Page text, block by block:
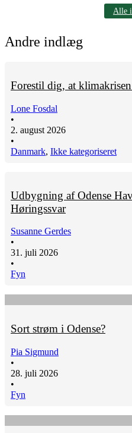
Alle
Andre indlæg
Forestil dig, at
Lone Fosdal
•
2. august 2026
•
Danmark, Ikke kategoriseret
Udbygning af Odense
Høringssvar
Susanne Gerdes
•
31. juli 2026
•
Fyn
Sort strøm i Odense?
Pia Sigmund
•
28. juli 2026
•
Fyn